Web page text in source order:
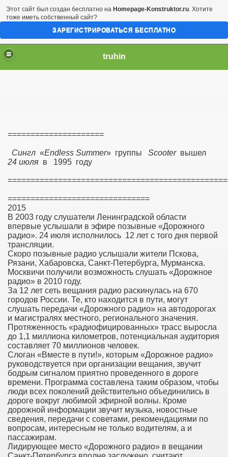
truhin
=====================
Сингл «Endless Summer» группы Scooterвышел
24 июля в 1995 году
===============================
2015
В 2003 году слушатели Ленинградской области
впервые услышали в эфире позывные «Дорожного
радио». 24 июля исполнилось 12 лет с того дня первой
трансляции.
Скоро позывные радио услышали жители Пскова,
Рязани, Хабаровска, Санкт-Петербурга, Мурманска.
Москвичи получили возможность слушать «Дорожное
радио» в 2010 году.
За 12 лет сеть вещания радио раскинулась на 670
городов России. Те, кто находится в пути, могут
слушать передачи «Дорожного радио» на автодорогах
и магистралях местного, регионального значения.
Протяженность «радиофицированных» трасс выросла
до 1,1 миллиона километров, потенциальная аудитория
составляет 70 миллионов человек.
Слоган «Вместе в пути!», которым «Дорожное радио»
руководствуется при организации вещания, звучит
бодрым сигналом приятно проведенного в дороге
времени. Программа составлена таким образом, чтобы
люди всех поколений действительно объединились в
дороге вокруг любимой эфирной волны. Кроме
дорожной информации звучит музыка, новостные
сведения, передачи с советами, рекомендациями по
вопросам, интересным не только водителям, а и
пассажирам.
Лидирующее место «Дорожного радио» в вещании
Этот сайт был создан бесплатно на Homepage-Konstruktor.ru. Хотите
тоже иметь собственный сайт?
ЗАРЕГИСТРИРОВАТЬСЯ БЕСПЛАТНО